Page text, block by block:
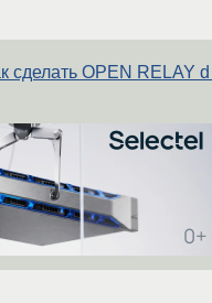
сделать OPEN RELAY